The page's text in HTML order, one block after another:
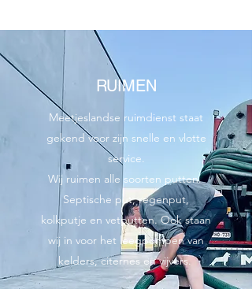
RUIMEN
Meetjeslandse ruimdienst staat
gekend voor zijn snelle en vlotte
service.
Wij ruimen alle soorten putten.
Septische put, regenput,
kolkputje en vetputten. Ook staan
wij in voor het leegpompen van
kelders, citernes en vijvers.